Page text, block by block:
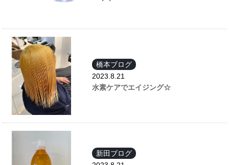
橋本ブログ
2023.8.21
水素ケアでエイジング☆
新田ブログ